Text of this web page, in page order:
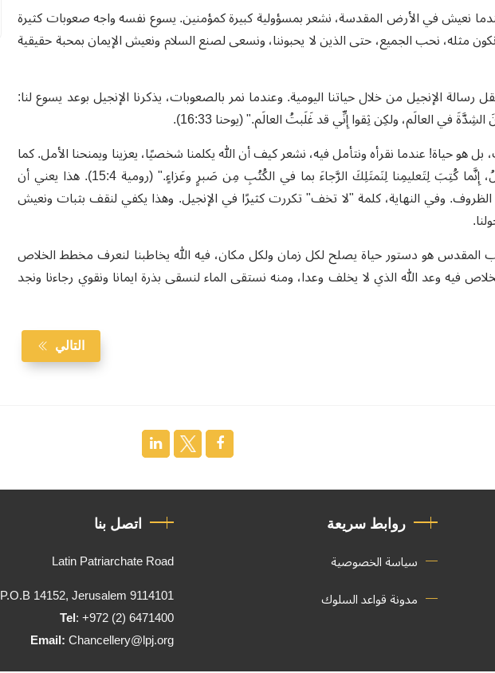
نعيش في الأرض المقدسة، نشعر بمسؤولية كبيرة كمؤمنين. يسوع نفسه واجه صعوبات كثيرة
نكون مثله، نحب الجميع، حتى الذين لا يحبوننا، ونسعى لصنع السلام ونعيش الإيمان بمحبة حقيقية
رسالة الإنجيل من خلال حياتنا اليومية. وعندما نمر بالصعوبات، يذكرنا الإنجيل بوعد يسوع لنا:
في العالَم، ولكِن ثِقوا إِنِّي قد غَلَبتُ العالَم." (يوحنا 16:33).
هو حياة! عندما نقرأه ونتأمل فيه، نشعر كيف أن الله يكلمنا شخصيًا، يعزينا ويمنحنا الأمل. كما
قال بولس الرسول: "فكلُّ ما كُتِبَ مِن قَبلُ، إِنَّما كُتِبَ لِتَعليمِنا لِنَمتَلِكَ الرَّجاءَ بما في الكُتُبِ مِن صَبرٍ وعَزاءٍ." (رومية 15:4). هذا يعني أن
وفي النهاية، كلمة "لا تخف" تكررت كثيرًا في الإنجيل. وهذا يكفي لنقف بثبات ونعيش
المقدس هو دستور حياة يصلح لكل زمان ولكل مكان، فيه الله يخاطبنا لنعرف مخطط الخلاص
فيه وعد الله الذي لا يخلف وعدا، ومنه نستقى الماء لنسقى بذرة ايمانا ونقوي رجاءنا ونجد
التالي
روابط سريعة
سياسة الخصوصية
مدونة قواعد السلوك
اتصل بنا
Latin Patriarchate Road
P.O.B 14152, Jerusalem 9114101
Tel: +972 (2) 6471400
Email:Chancellery@lpj.org